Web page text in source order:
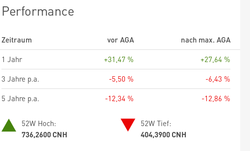
Performance
Zeitraum vor AGA
nach max. AGA
1 Jahr
+31,47 %
+27,64 %
3 Jahre p.a.
-5,50 %
-6,43 %
5 Jahre p.a.
-12,34 % -12,86 %
52W Hoch:
736,2600 CNH
52W Tief:
404,3900 CNH